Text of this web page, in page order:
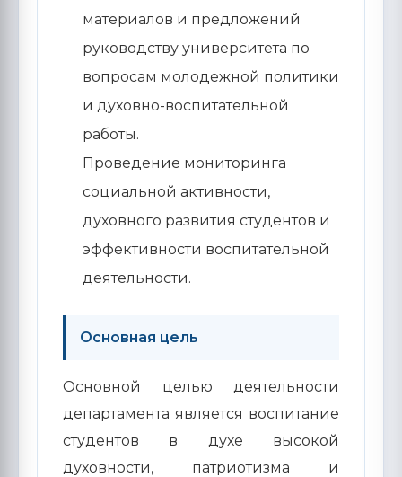
материалов и предложений
руководству университета по
вопросам молодежной политики
и духовно-воспитательной
работы.
Проведение мониторинга
социальной активности,
духовного развития студентов и
эффективности воспитательной
деятельности.
Основная цель
Основной целью деятельности
департамента является воспитание
студентов в духе высокой
духовности, патриотизма и